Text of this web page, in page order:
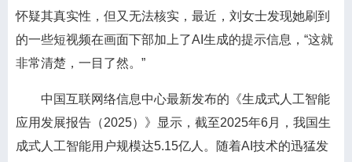
怀疑其真实性，但又无法核实，最近，刘女士发现她刷到
的一些短视频在画面下部加上了AI生成的提示信息，“这就
非常清楚，一目了然。”
中国互联网络信息中心最新发布的《生成式人工智能
应用发展报告（2025）》显示，截至2025年6月，我国生
成式人工智能用户规模达5.15亿人。随着AI技术的迅猛发